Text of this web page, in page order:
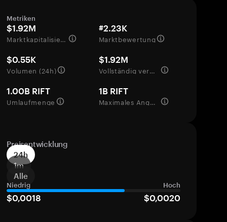
Metriken
$1.92M
Marktkapitalisierung
#2.23K
Marktbewertung
$0.55K
Volumen (24h)
$1.92M
Vollständig verwässerte Bewertung
1.00B RIFT
Umlaufmenge
1B RIFT
Maximales Angebot
Preisentwicklung
24h
1m
Alle
Niedrig Hoch
$0,0018 $0,0020